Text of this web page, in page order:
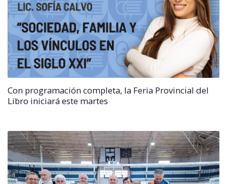
Con programación completa, la Feria Provincial del
Libro iniciará este martes